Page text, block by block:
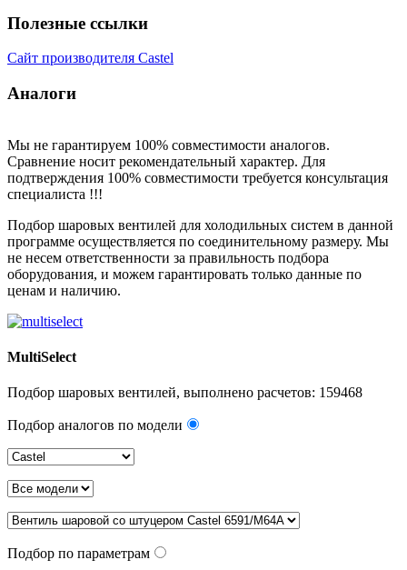
Полезные ссылки
Сайт производителя Castel
Аналоги
Мы не гарантируем 100% совместимости аналогов.
Сравнение носит рекомендательный характер. Для
подтверждения 100% совместимости требуется консультация
специалиста !!!
Подбор шаровых вентилей для холодильных систем в данной
программе осуществляется по соединительному размеру. Мы
не несем ответственности за правильность подбора
оборудования, и можем гарантировать только данные по
ценам и наличию.
MultiSelect
Подбор шаровых вентилей, выполнено расчетов: 159468
Подбор аналогов по модели
Подбор по параметрам